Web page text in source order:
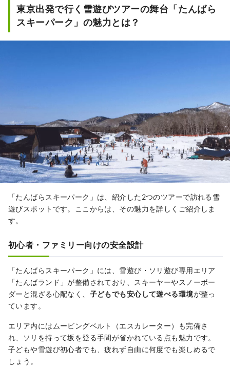
東京出発で行く雪遊びツアーの舞台「たんばら
スキーパーク」の魅力とは？
「たんばらスキーパーク」は、紹介した2つのツアーで訪れる雪
遊びスポットです。ここからは、その魅力を詳しくご紹介しま
す。
初心者・ファミリー向けの安全設計
「たんばらスキーパーク」には、雪遊び・ソリ遊び専用エリア
「たんばランド」が整備されており、スキーヤーやスノーボー
ダーと混ざる心配なく、 子どもでも安心して遊べる環境が整っ
ています。
エリア内にはムービングベルト（エスカレーター）も完備さ
れ、ソリを持って坂を登る手間が省かれている点も魅力です。
子どもや雪遊び初心者でも、疲れず自由に何度でも楽しめるで
しょう。